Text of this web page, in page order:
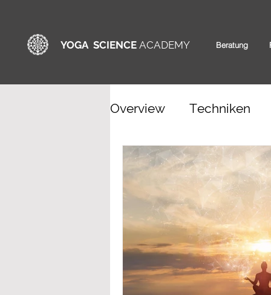
YOGA SCIENCE ACADEMY Beratung
Overview Techniken
Dosha Typen